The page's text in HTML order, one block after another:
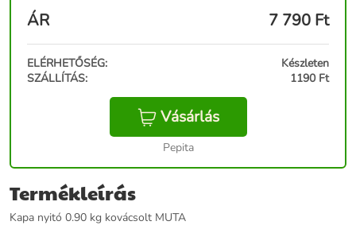
ÁR 7 790 Ft
ELÉRHETŐSÉG:
Készleten
SZÁLLÍTÁS:
1190 Ft
Vásárlás
Pepita
Termékleírás
Kapa nyitó 0.90 kg kovácsolt MUTA